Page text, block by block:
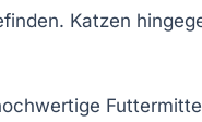
Katzen